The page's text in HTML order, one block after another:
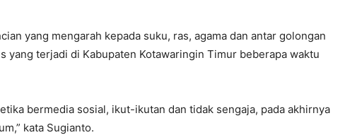
yang mengarah kepada suku, ras, agama dan antar golongan
yang terjadi di Kabupaten Kotawaringin Timur beberapa waktu
bermedia sosial, ikut-ikutan dan tidak sengaja, pada akhirnya
kata Sugianto.